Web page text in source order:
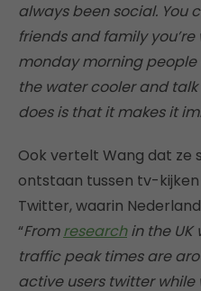
always been social. You
friends and family
monday morning
the water cooler and
does is that it makes it
Ook vertelt Wang dat ze
ontstaan tussen tv-
Twitter, waarin
“Fromresearchin the UK
traffic peak times are
active users twitter